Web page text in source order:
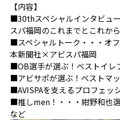
【内容】
■30thスペシャルインタビュ
スパ福岡のこれまでとこれから
■スペシャルトーク・・・オ
本新聞社×アビスパ福岡
■OB選手が選ぶ！ベストイレ
■アビサポが選ぶ！ベストマ
■AVISPAを支えるプロフェッ
■推しmen！・・・紺野和也
など